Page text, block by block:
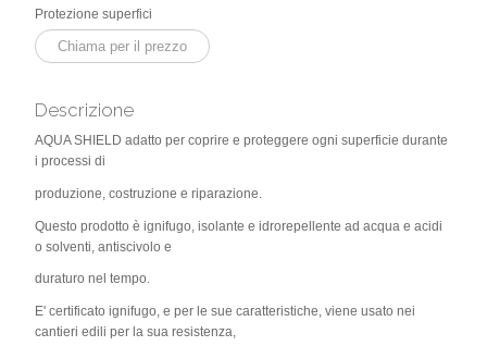
Protezione superfici
Chiama per il prezzo
Descrizione
AQUA SHIELD adatto per coprire e proteggere ogni superficie durante
i processi di
produzione, costruzione e riparazione.
Questo prodotto è ignifugo, isolante e idrorepellente ad acqua e acidi
o solventi, antiscivolo e
duraturo nel tempo.
E' certificato ignifugo, e per le sue caratteristiche, viene usato nei
cantieri edili per la sua resistenza,